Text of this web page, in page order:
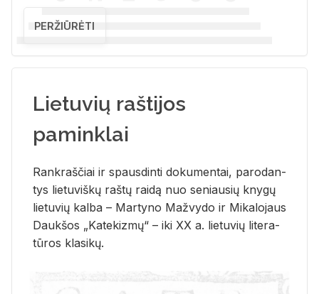
PERŽIŪRĖTI
Lietuvių raštijos
paminklai
Rank­raš­čiai ir spaus­din­ti do­ku­men­tai, pa­ro­dan­
tys lie­tu­viš­kų raš­tų rai­dą nuo se­niau­sių kny­gų
lie­tu­vių kal­ba – Mar­ty­no Ma­žvy­do ir Mi­ka­lo­jaus
Dauk­šos „Ka­te­kiz­mų“ – iki XX a. lie­tu­vių li­te­ra­
tū­ros kla­si­kų.